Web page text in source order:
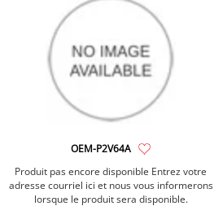
OEM-P2V64A
Produit pas encore disponible Entrez votre
adresse courriel ici et nous vous informerons
lorsque le produit sera disponible.